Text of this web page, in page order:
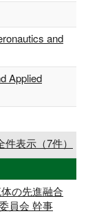
and
Applied
件表示（7件）
の先進融合
員会 幹事